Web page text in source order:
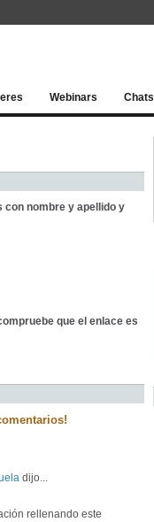
Webinars Chats
con nombre y apellido y
que el enlace es
dijo...
rellenando este